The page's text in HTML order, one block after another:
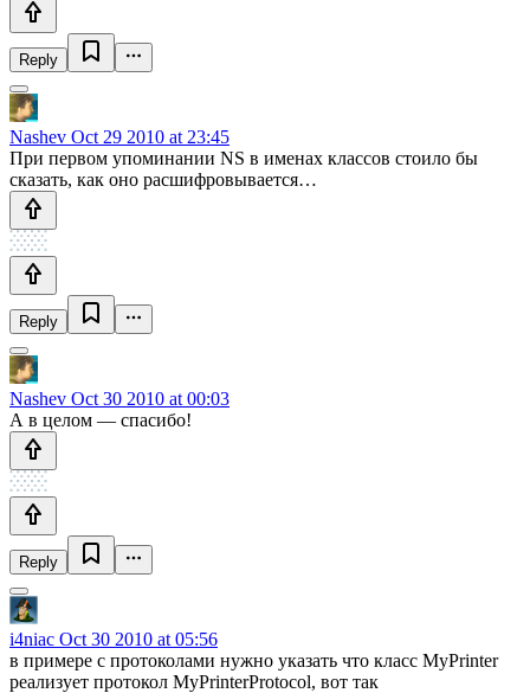
Reply
Nashev Oct 29 2010 at 23:45
При первом упоминании NS в именах классов стоило бы
сказать, как оно расшифровывается…
Reply
Nashev Oct 30 2010 at 00:03
А в целом — спасибо!
Reply
i4niac Oct 30 2010 at 05:56
в примере с протоколами нужно указать что класс MyPrinter
реализует протокол MyPrinterProtocol, вот так